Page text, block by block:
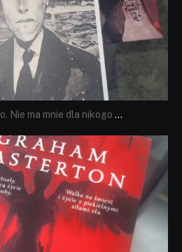
Nie ma mnie dla nikogo ...
dobryhorror
Sie 23